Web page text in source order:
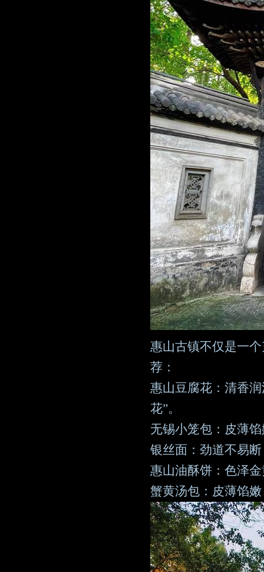
惠山古镇不仅是一
荐：
惠山豆腐花：清香
花”。
无锡小笼包：皮薄
银丝面：劲道不易
惠山油酥饼：色泽
蟹黄汤包：皮薄馅